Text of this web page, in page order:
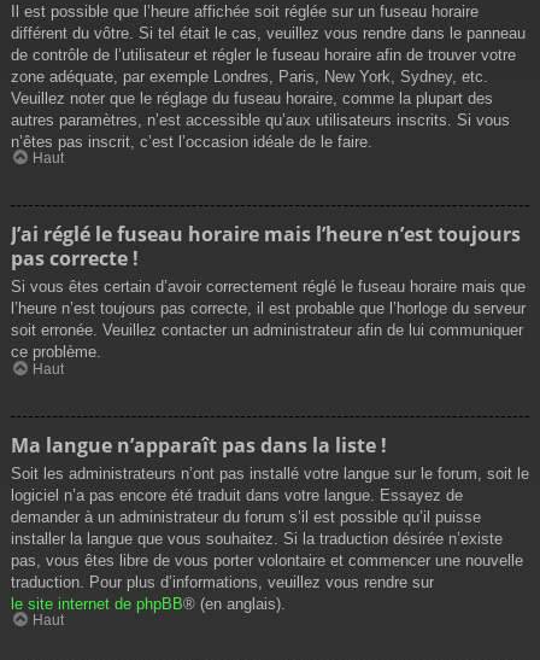
Il est possible que l’heure affichée soit réglée sur un fuseau horaire
différent du vôtre. Si tel était le cas, veuillez vous rendre dans le panneau
de contrôle de l’utilisateur et régler le fuseau horaire afin de trouver votre
zone adéquate, par exemple Londres, Paris, New York, Sydney, etc.
Veuillez noter que le réglage du fuseau horaire, comme la plupart des
autres paramètres, n’est accessible qu’aux utilisateurs inscrits. Si vous
n’êtes pas inscrit, c’est l’occasion idéale de le faire.
Haut
J’ai réglé le fuseau horaire mais l’heure n’est toujours
pas correcte !
Si vous êtes certain d’avoir correctement réglé le fuseau horaire mais que
l’heure n’est toujours pas correcte, il est probable que l’horloge du serveur
soit erronée. Veuillez contacter un administrateur afin de lui communiquer
ce problème.
Haut
Ma langue n’apparaît pas dans la liste !
Soit les administrateurs n’ont pas installé votre langue sur le forum, soit le
logiciel n’a pas encore été traduit dans votre langue. Essayez de
demander à un administrateur du forum s’il est possible qu’il puisse
installer la langue que vous souhaitez. Si la traduction désirée n’existe
pas, vous êtes libre de vous porter volontaire et commencer une nouvelle
traduction. Pour plus d’informations, veuillez vous rendre sur
le site internet de phpBB® (en anglais).
Haut